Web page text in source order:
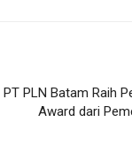
PT PLN Batam Raih
Award dari